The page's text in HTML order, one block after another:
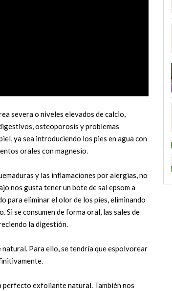
severa o niveles elevados de calcio,
osteoporosis y problemas
ya sea introduciendo los pies en agua con
orales con magnesio.
y las inflamaciones por alergias, no
nos gusta tener un bote de sal epsom a
para eliminar el olor de los pies, eliminando
se consumen de forma oral, las sales de
la digestión.
Para ello, se tendría que espolvorear
perfecto exfoliante natural. También nos